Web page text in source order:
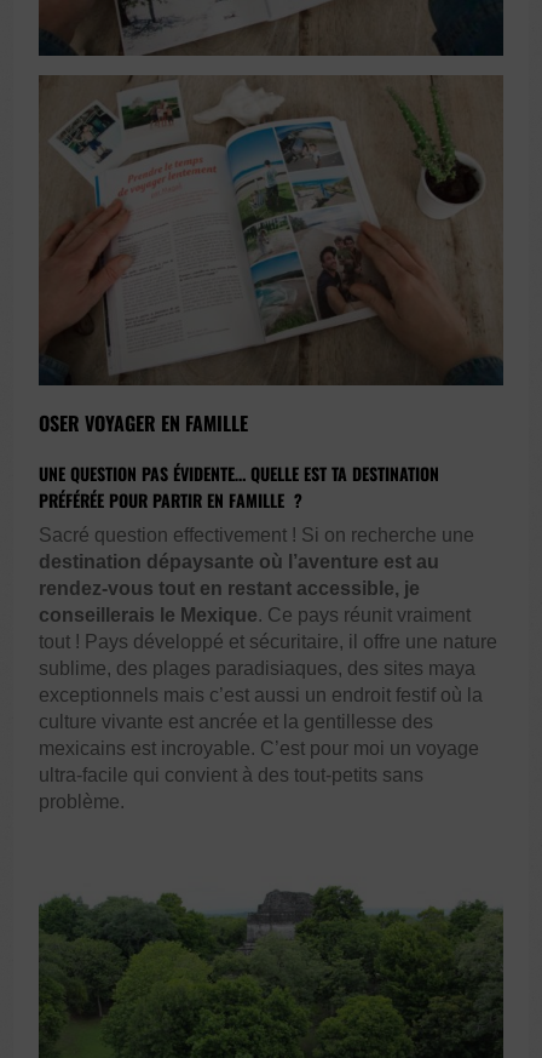
OSERVOYAGER EN FAMILLE
UNE QUESTION PAS ÉVIDENTE… QUELLE EST TA DESTINATION
PRÉFÉRÉE POUR PARTIR EN FAMILLE ?
Sacré question effectivement ! Si on recherche une
destination dépaysante où l’aventure est au
rendez-vous tout en restant accessible, je
conseillerais le Mexique. Ce pays réunit vraiment
tout ! Pays développé et sécuritaire, il offre une nature
sublime, des plages paradisiaques, des sites maya
exceptionnels mais c’est aussi un endroit festif où la
culture vivante est ancrée et la gentillesse des
mexicains est incroyable. C’est pour moi un voyage
ultra-facile qui convient à des tout-petits sans
problème.